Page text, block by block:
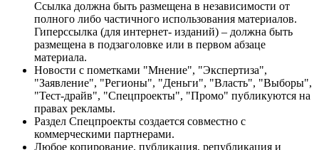
Ссылка должна быть размещена в независимости от
полного либо частичного использования материалов.
Гиперссылка (для интернет- изданий) – должна быть
размещена в подзаголовке или в первом абзаце
материала.
Новости с пометками "Мнение", "Экспертиза",
"Заявление", "Регионы", "Деньги", "Власть", "Выборы",
"Тест-драйв", "Спецпроекты", "Промо" публикуются на
правах рекламы.
Раздел Спецпроекты создается совместно с
коммерческими партнерами.
Любое копирование, публикация, републикация и